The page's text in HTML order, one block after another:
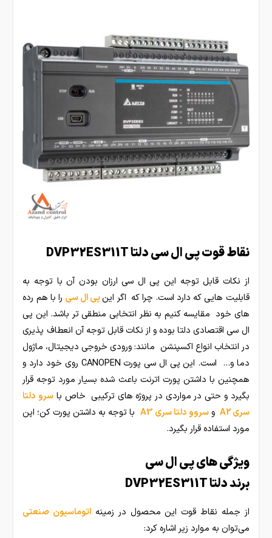
نقاط قوت پی ال سی دلتا DVP32ES311T
از نکات قابل توجه این پی ال سی ارزان بودن آن با توجه به
قابلیت هایی که دارد است. چرا که اگر اینپی ال سی را با هم رده
های خود مقایسه کنیم به نظر انتخابی منطقی تر باشد. این پی
ال سی اقتصادی دلتا بوده و از نکات قابل توجه آن انعطاف پذیری
در انتخاب انواع اکسپنشن مانند: ورودی خروجی دیجیتال، ماژول
دما و… است. این پی ال سی پورت CANOPEN روی خود دارد و
همچنین با داشتن پورت اترنت باعث شده بسیار مورد توجه قرار
بگیرد و حتی در مواردی در پروژه های ترکیبی خاص با سرو دلتا
سری A2
وسروو دلتا سری A3
با توجه به داشتن پورت کن؛ اپن
مورد استفاده قرار بگیرد.
ویژگی های پی ال سی
برند دلتا DVP32ES311T
از جمله نقاط قوت این محصول در زمینه اتوماسیون صنعتی
می‌توان به موارد زیر اشاره کرد: